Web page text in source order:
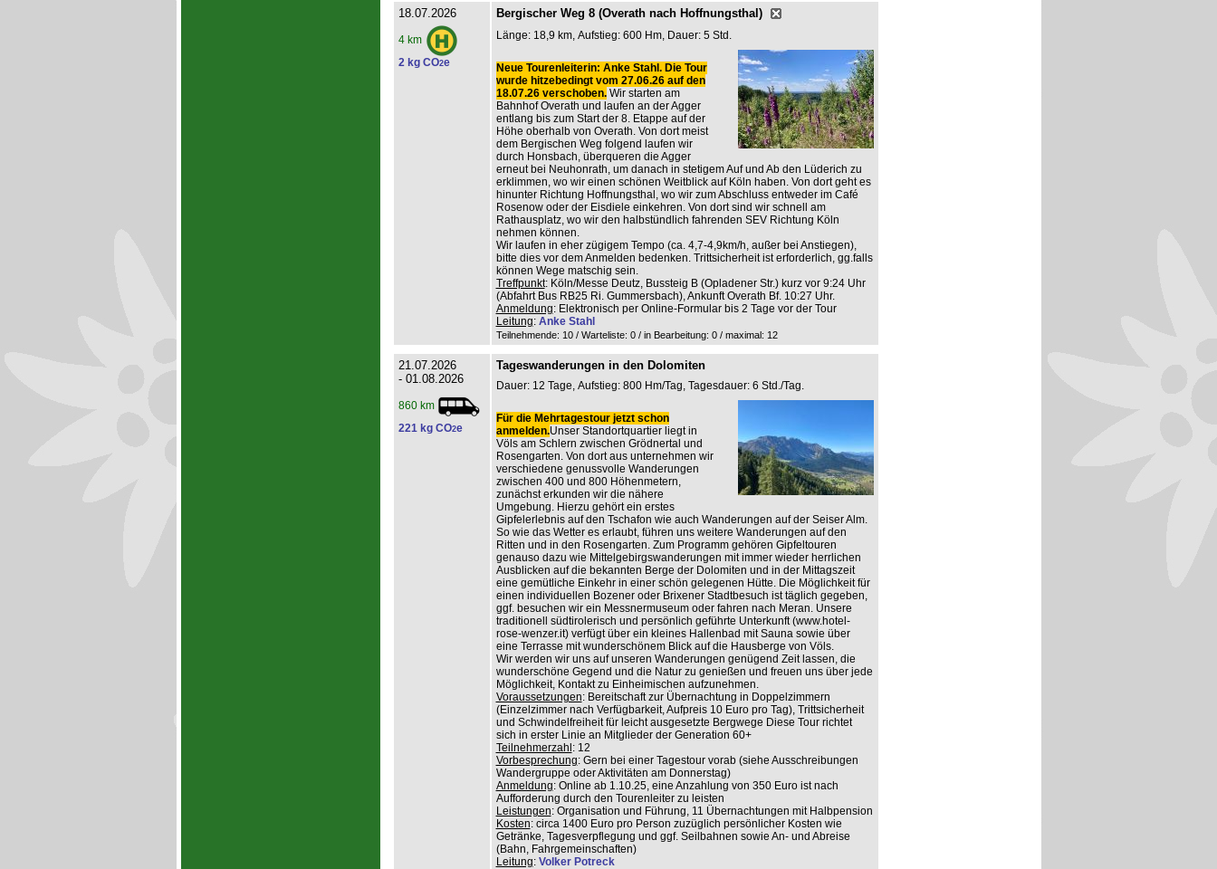
18.07.2026
4 km
2 kg CO2e
Bergischer Weg 8 (Overath nach Hoffnungsthal)
Länge: 18,9 km, Aufstieg: 600 Hm, Dauer: 5 Std.
Neue Tourenleiterin: Anke Stahl. Die Tour
wurde hitzebedingt vom 27.06.26 auf den
18.07.26 verschoben.Wir starten am
Bahnhof Overath und laufen an der Agger
entlang bis zum Start der 8. Etappe auf der
Höhe oberhalb von Overath. Von dort meist
dem Bergischen Weg folgend laufen wir
durch Honsbach, überqueren die Agger
erneut bei Neuhonrath, um danach in stetigem Auf und Ab den Lüderich zu
erklimmen, wo wir einen schönen Weitblick auf Köln haben. Von dort geht es
hinunter Richtung Hoffnungsthal, wo wir zum Abschluss entweder im Café
Rosenow oder der Eisdiele einkehren. Von dort sind wir schnell am
Rathausplatz, wo wir den halbstündlich fahrenden SEV Richtung Köln
nehmen können.
Wir laufen in eher zügigem Tempo (ca. 4,7-4,9km/h, außer bei Anstiegen),
bitte dies vor dem Anmelden bedenken. Trittsicherheit ist erforderlich, gg.falls
können Wege matschig sein.
Treffpunkt: Köln/Messe Deutz, Bussteig B (Opladener Str.) kurz vor 9:24 Uhr
(Abfahrt Bus RB25 Ri. Gummersbach), Ankunft Overath Bf. 10:27 Uhr.
Anmeldung: Elektronisch per Online-Formular bis 2 Tage vor der Tour
Leitung: Anke Stahl
Teilnehmende: 10 / Warteliste: 0 / in Bearbeitung: 0 / maximal: 12
21.07.2026
- 01.08.2026
860 km
221 kg CO2e
Tageswanderungen in den Dolomiten
Dauer: 12 Tage, Aufstieg: 800 Hm/Tag, Tagesdauer: 6 Std./Tag.
Für die Mehrtagestour jetzt schon
anmelden.Unser Standortquartier liegt in
Völs am Schlern zwischen Grödnertal und
Rosengarten. Von dort aus unternehmen wir
verschiedene genussvolle Wanderungen
zwischen 400 und 800 Höhenmetern,
zunächst erkunden wir die nähere
Umgebung. Hierzu gehört ein erstes
Gipfelerlebnis auf den Tschafon wie auch Wanderungen auf der Seiser Alm.
So wie das Wetter es erlaubt, führen uns weitere Wanderungen auf den
Ritten und in den Rosengarten. Zum Programm gehören Gipfeltouren
genauso dazu wie Mittelgebirgswanderungen mit immer wieder herrlichen
Ausblicken auf die bekannten Berge der Dolomiten und in der Mittagszeit
eine gemütliche Einkehr in einer schön gelegenen Hütte. Die Möglichkeit für
einen individuellen Bozener oder Brixener Stadtbesuch ist täglich gegeben,
ggf. besuchen wir ein Messnermuseum oder fahren nach Meran. Unsere
traditionell südtirolerisch und persönlich geführte Unterkunft (www.hotel-
rose-wenzer.it) verfügt über ein kleines Hallenbad mit Sauna sowie über
eine Terrasse mit wunderschönem Blick auf die Hausberge von Völs.
Wir werden wir uns auf unseren Wanderungen genügend Zeit lassen, die
wunderschöne Gegend und die Natur zu genießen und freuen uns über jede
Möglichkeit, Kontakt zu Einheimischen aufzunehmen.
Voraussetzungen: Bereitschaft zur Übernachtung in Doppelzimmern
(Einzelzimmer nach Verfügbarkeit, Aufpreis 10 Euro pro Tag), Trittsicherheit
und Schwindelfreiheit für leicht ausgesetzte Bergwege Diese Tour richtet
sich in erster Linie an Mitglieder der Generation 60+
Teilnehmerzahl : 12
Vorbesprechung: Gern bei einer Tagestour vorab (siehe Ausschreibungen
Wandergruppe oder Aktivitäten am Donnerstag)
Anmeldung: Online ab 1.10.25, eine Anzahlung von 350 Euro ist nach
Aufforderung durch den Tourenleiter zu leisten
Leistungen: Organisation und Führung, 11 Übernachtungen mit Halbpension
Kosten: circa 1400 Euro pro Person zuzüglich persönlicher Kosten wie
Getränke, Tagesverpflegung und ggf. Seilbahnen sowie An- und Abreise
(Bahn, Fahrgemeinschaften)
Leitung: Volker Potreck